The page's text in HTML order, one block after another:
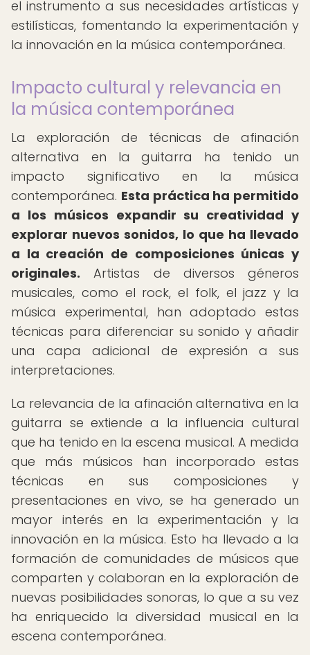
el instrumento a sus necesidades artísticas y
estilísticas, fomentando la experimentación y
la innovación en la música contemporánea.
Impacto cultural y relevancia en
la música contemporánea
La exploración de técnicas de afinación
alternativa en la guitarra ha tenido un
impacto significativo en la música
contemporánea. Esta práctica ha permitido
a los músicos expandir su creatividad y
explorar nuevos sonidos, lo que ha llevado
a la creación de composiciones únicas y
originales. Artistas de diversos géneros
musicales, como el rock, el folk, el jazz y la
música experimental, han adoptado estas
técnicas para diferenciar su sonido y añadir
una capa adicional de expresión a sus
interpretaciones.
La relevancia de la afinación alternativa en la
guitarra se extiende a la influencia cultural
que ha tenido en la escena musical. A medida
que más músicos han incorporado estas
técnicas en sus composiciones y
presentaciones en vivo, se ha generado un
mayor interés en la experimentación y la
innovación en la música. Esto ha llevado a la
formación de comunidades de músicos que
comparten y colaboran en la exploración de
nuevas posibilidades sonoras, lo que a su vez
ha enriquecido la diversidad musical en la
escena contemporánea.